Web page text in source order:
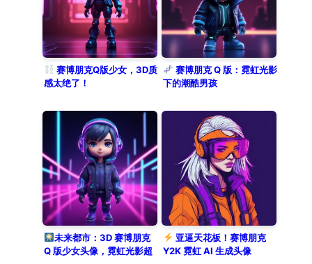
composition uses Octane render and
ray tracing to create cinematic
soft lighting effects.
赛博朋克Q版少女，3D质
感太绝了！
赛博朋克 Q 版：霓虹光影
下的潮酷男孩
未来都市：3D 赛博朋克
Q 版少女头像，霓虹光影超
亚逼天花板！赛博朋克
Y2K 霓虹 AI 生成头像